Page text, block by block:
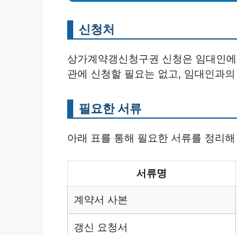
신청처
상가계약갱신청구권 신청은 임대인
관에 신청할 필요는 없고, 임대인과
필요한 서류
아래 표를 통해 필요한 서류를 정리
서류명
계약서 사본
갱신 요청서